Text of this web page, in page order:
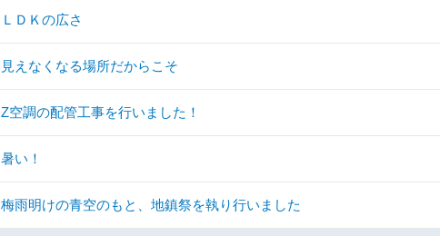
ＬＤＫの広さ
見えなくなる場所だからこそ
Z空調の配管工事を行いました！
暑い！
梅雨明けの青空のもと、地鎮祭を執り行いました